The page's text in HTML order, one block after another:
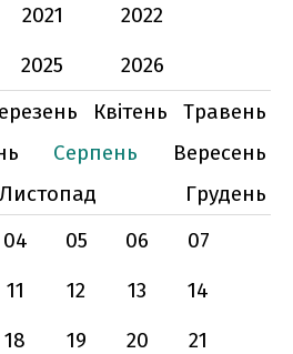
2021
2022
2025
2026
Квітень
Травень
Серпень
Вересень
Листопад
Грудень
04 05 06
07
11 12 13
14
18 19 20
21